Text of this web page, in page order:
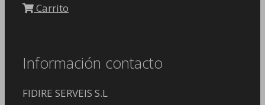
Carrito
Información contacto
FIDIRE SERVEIS S.L